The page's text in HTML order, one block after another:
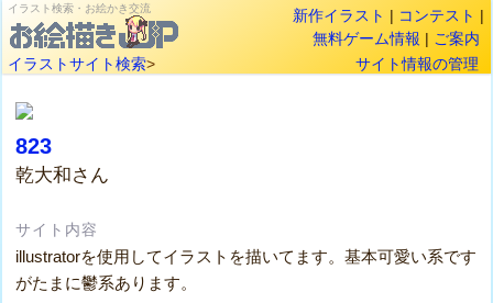
イラスト検索・お絵かき交流 新作イラスト | コンテスト |
無料ゲーム情報 | ご案内
イラストサイト検索> サイト情報の管理
823
乾大和さん
サイト内容
illustratorを使用してイラストを描いてます。基本可愛い系です
がたまに鬱系あります。